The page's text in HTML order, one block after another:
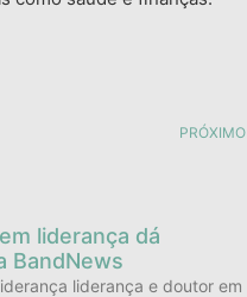
PRÓXIMO
liderança dá
BandNews
liderança e doutor em